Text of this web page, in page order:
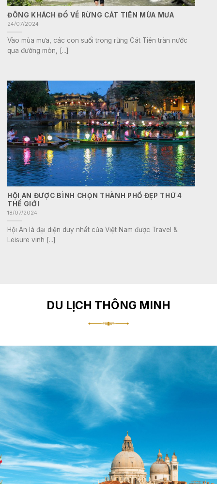
ĐÔNG KHÁCH ĐỔ VỀ RỪNG CÁT TIÊN MÙA MƯA
24/07/2024
Vào mùa mưa, các con suối trong rừng Cát Tiên tràn nước
qua đường mòn, [...]
HỘI AN ĐƯỢC BÌNH CHỌN THÀNH PHỐ ĐẸP THỨ 4
THẾ GIỚI
18/07/2024
Hội An là đại diện duy nhất của Việt Nam được Travel &
Leisure vinh [...]
DU LỊCH THÔNG MINH